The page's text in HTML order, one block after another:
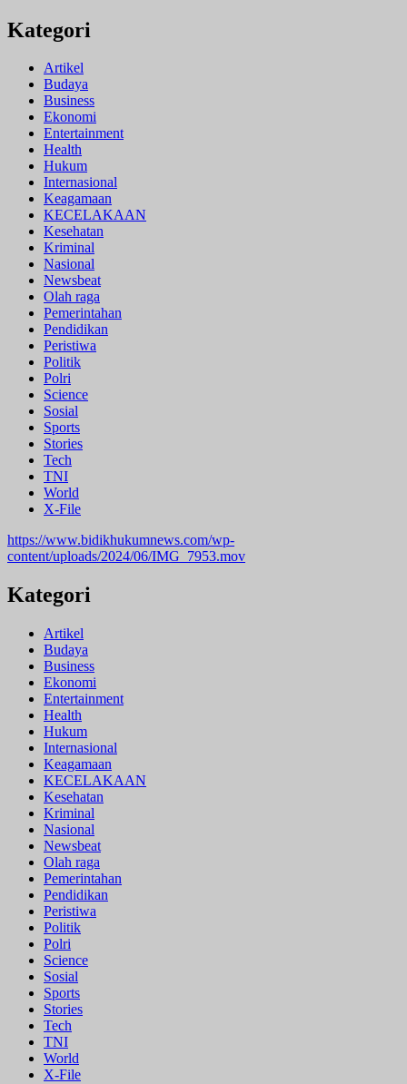
Kategori
Artikel
Budaya
Business
Ekonomi
Entertainment
Health
Hukum
Internasional
Keagamaan
KECELAKAAN
Kesehatan
Kriminal
Nasional
Newsbeat
Olah raga
Pemerintahan
Pendidikan
Peristiwa
Politik
Polri
Science
Sosial
Sports
Stories
Tech
TNI
World
X-File
https://www.bidikhukumnews.com/wp-
content/uploads/2024/06/IMG_7953.mov
Kategori
Artikel
Budaya
Business
Ekonomi
Entertainment
Health
Hukum
Internasional
Keagamaan
KECELAKAAN
Kesehatan
Kriminal
Nasional
Newsbeat
Olah raga
Pemerintahan
Pendidikan
Peristiwa
Politik
Polri
Science
Sosial
Sports
Stories
Tech
TNI
World
X-File